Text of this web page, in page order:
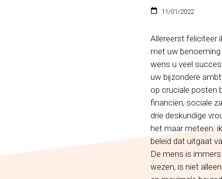
11/01/2022
Allereerst feliciteer
met uw
wens u veel
uw bijzondere
op cruciale posten
financiën, sociale
drie deskundige
het maar meteen:
beleid dat uitgaat
De mens is
wezen, is niet